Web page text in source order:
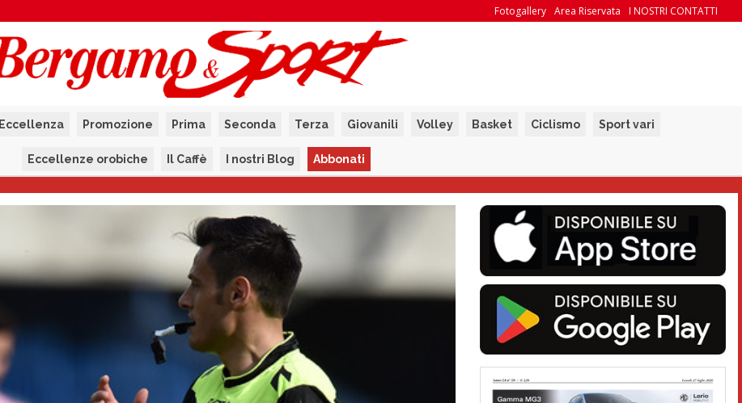
I NOSTRI CONTATTI
Area Riservata
Fotogallery
Eccellenza Promozione Prima Seconda Terza Giovanili Volley Basket Ciclismo Sport vari
Eccellenze orobiche Il Caffè I nostri Blog Abbonati